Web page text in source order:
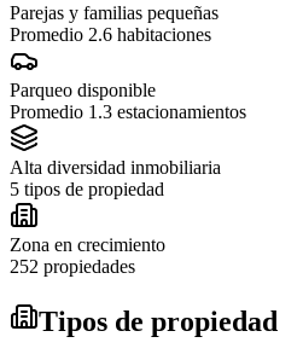
Parejas y familias pequeñas
Promedio 2.6 habitaciones
Parqueo disponible
Promedio 1.3 estacionamientos
Alta diversidad inmobiliaria
5 tipos de propiedad
Zona en crecimiento
252 propiedades
Tipos de propiedad